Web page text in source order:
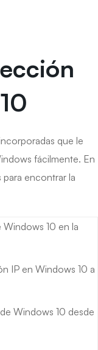
que le
fácilmente. En
encontrar la
Windows 10 en la
IP en Windows 10 a
Windows 10 desde